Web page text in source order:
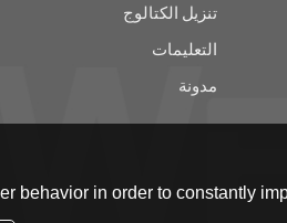
تنزيل الكتالوج
التعليمات
مدونة
behavior in order to constantly